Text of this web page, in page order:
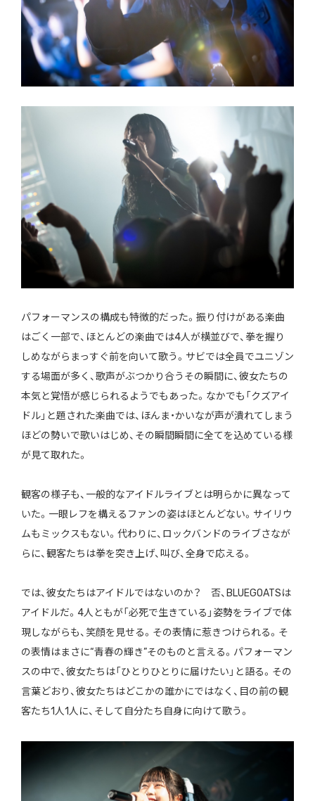
パフォーマンスの構成も特徴的だった。振り付けがある楽曲
はごく一部で、ほとんどの楽曲では4人が横並びで、拳を握り
しめながらまっすぐ前を向いて歌う。サビでは全員でユニゾン
する場面が多く、歌声がぶつかり合うその瞬間に、彼女たちの
本気と覚悟が感じられるようでもあった。なかでも「クズアイ
ドル」と題された楽曲では、ほんま・かいなが声が潰れてしまう
ほどの勢いで歌いはじめ、その瞬間瞬間に全てを込めている様
が見て取れた。
観客の様子も、一般的なアイドルライブとは明らかに異なって
いた。一眼レフを構えるファンの姿はほとんどない。サイリウ
ムもミックスもない。代わりに、ロックバンドのライブさなが
らに、観客たちは拳を突き上げ、叫び、全身で応える。
では、彼女たちはアイドルではないのか？ 否、BLUEGOATSは
アイドルだ。4人ともが「必死で生きている」姿勢をライブで体
現しながらも、笑顔を見せる。その表情に惹きつけられる。そ
の表情はまさに“青春の輝き”そのものと言える。パフォーマン
スの中で、彼女たちは「ひとりひとりに届けたい」と語る。その
言葉どおり、彼女たちはどこかの誰かにではなく、目の前の観
客たち1人1人に、そして自分たち自身に向けて歌う。